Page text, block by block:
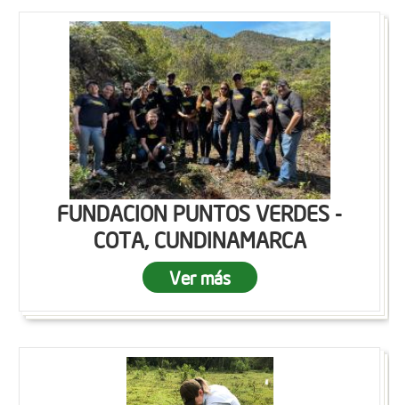
FUNDACION PUNTOS VERDES -
COTA, CUNDINAMARCA
Ver más